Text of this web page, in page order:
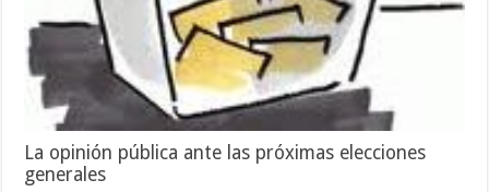
La opinión pública ante las próximas elecciones
generales